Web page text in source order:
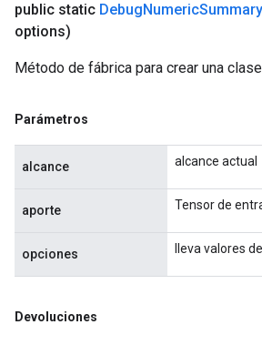
public static DebugNumericSummary
options)
Método de fábrica para crear una
Parámetros
alcance alcance actual
aporte Tensor de
opciones lleva valores
Devoluciones